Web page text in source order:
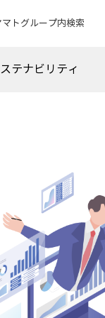
マトグループ内検索
テナビリティ